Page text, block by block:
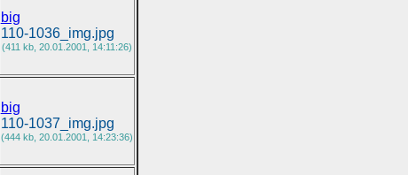
big
110-1036_img.jpg
(411 kb, 20.01.2001, 14:11:26)
big
110-1037_img.jpg
(444 kb, 20.01.2001, 14:23:36)